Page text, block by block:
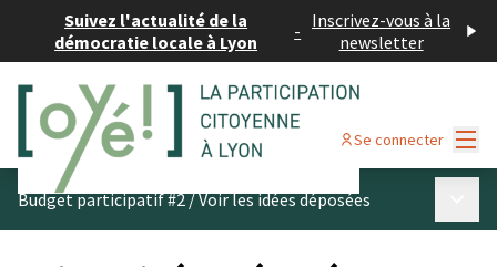
Suivez l'actualité de la
démocratie locale à Lyon
- Inscrivez-vous à la
newsletter
Se connecter
Budget participatif #2/Voir les idées déposées